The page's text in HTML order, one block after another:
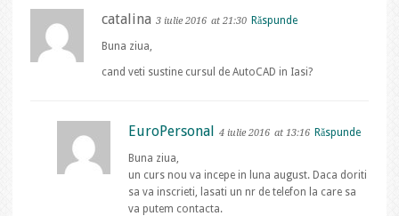
catalina 3 iulie 2016 at 21:30 Răspunde
Buna ziua,
cand veti sustine cursul de AutoCAD in Iasi?
EuroPersonal 4 iulie 2016 at 13:16 Răspunde
Buna ziua,
un curs nou va incepe in luna august. Daca doriti
sa va inscrieti, lasati un nr de telefon la care sa
va putem contacta.